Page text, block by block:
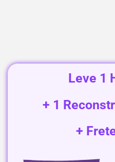
Leve 1
+ 1
+